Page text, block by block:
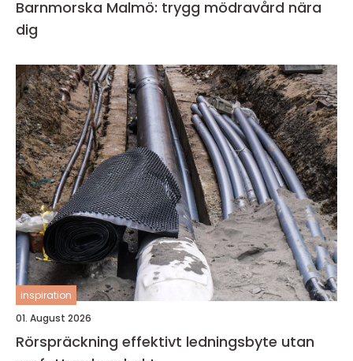
Barnmorska Malmö: trygg mödravård nära
dig
inspiration
01. August 2026
Rörspräckning effektivt ledningsbyte utan